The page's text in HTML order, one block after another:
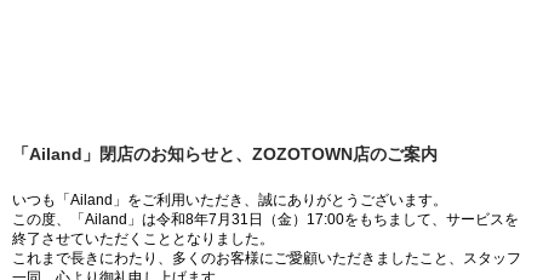
「Ailand」閉店のお知らせと、ZOZOTOWN店のご案内
いつも「Ailand」をご利用いただき、誠にありがとうございます。
この度、「Ailand」は令和8年7月31日（金）17:00をもちまして、サービスを
終了させていただくこととなりました。
これまで長きにわたり、多くのお客様にご愛顧いただきましたこと、スタッフ